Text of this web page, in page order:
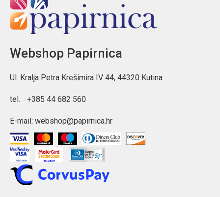
Webshop Papirnica
Ul. Kralja Petra Krešimira IV 44, 44320 Kutina
tel. +385 44 682 560
E-mail: webshop@papirnica.hr